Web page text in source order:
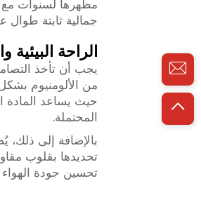
مظهرها لسنوات مع
جمالية ثابتة طوال
الراحة البيئية
يجب أن تأخذ
من الألومنيوم
حيث يساعد المادة
المحتملة.
بالإضافة إلى ذلك،
تحديدها بقلوب
تحسين جودة الهواء